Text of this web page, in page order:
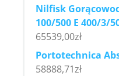
Nilfisk
100/500 E 400/3/
65539,00zł
Portotechnica
58888,71zł